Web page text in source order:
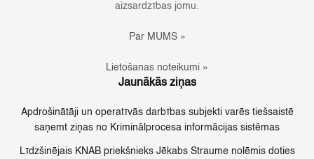
aizsardzības jomu.
Par MUMS »
Lietošanas noteikumi »
Jaunākās ziņas
Apdrošinātāji un operatīvās darbības subjekti varēs tiešsaistē
saņemt ziņas no Kriminālprocesa informācijas sistēmas
Līdzšinējais KNAB priekšnieks Jēkabs Straume nolēmis doties